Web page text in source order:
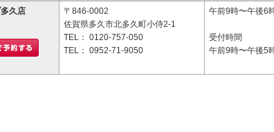
久店
〒846-0002
佐賀県多久市北多久町小侍2-1
TEL： 0120-757-050
TEL： 0952-71-9050
午前9時〜午後6
受付時間
午前9時〜午後5